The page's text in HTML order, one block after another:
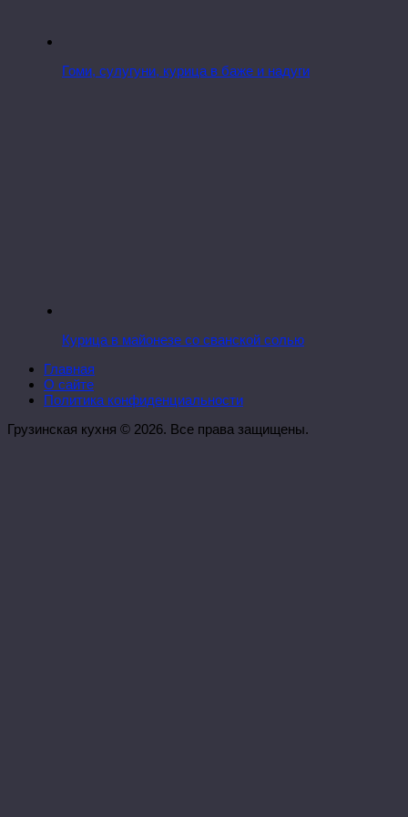
Гоми, сулугуни, курица в баже и надуги
Курица в майонезе со сванской солью
Главная
О сайте
Политика конфиденциальности
Грузинская кухня © 2026. Все права защищены.